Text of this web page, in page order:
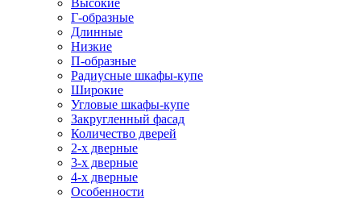
Высокие
Г-образные
Длинные
Низкие
П-образные
Радиусные шкафы-купе
Широкие
Угловые шкафы-купе
Закругленный фасад
Количество дверей
2-х дверные
3-х дверные
4-х дверные
Особенности